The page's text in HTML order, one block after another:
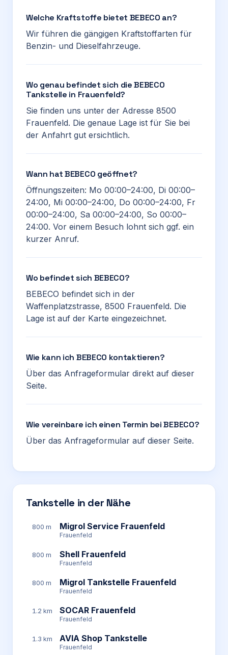
Welche Kraftstoffe bietet BEBECO an?
Wir führen die gängigen Kraftstoffarten für
Benzin- und Dieselfahrzeuge.
Wo genau befindet sich die BEBECO
Tankstelle in Frauenfeld?
Sie finden uns unter der Adresse 8500
Frauenfeld. Die genaue Lage ist für Sie bei
der Anfahrt gut ersichtlich.
Wann hat BEBECO geöffnet?
Öffnungszeiten: Mo 00:00–24:00, Di 00:00–
24:00, Mi 00:00–24:00, Do 00:00–24:00, Fr
00:00–24:00, Sa 00:00–24:00, So 00:00–
24:00. Vor einem Besuch lohnt sich ggf. ein
kurzer Anruf.
Wo befindet sich BEBECO?
BEBECO befindet sich in der
Waffenplatzstrasse, 8500 Frauenfeld. Die
Lage ist auf der Karte eingezeichnet.
Wie kann ich BEBECO kontaktieren?
Über das Anfrageformular direkt auf dieser
Seite.
Wie vereinbare ich einen Termin bei BEBECO?
Über das Anfrageformular auf dieser Seite.
Tankstelle in der Nähe
800 m Migrol Service Frauenfeld
Frauenfeld
800 m Shell Frauenfeld
Frauenfeld
800 m Migrol Tankstelle Frauenfeld
Frauenfeld
1.2 km SOCAR Frauenfeld
Frauenfeld
1.3 km AVIA Shop Tankstelle
Frauenfeld